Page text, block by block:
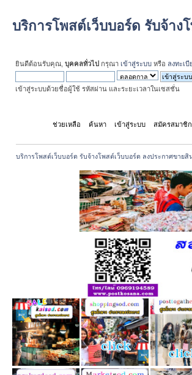
บริการโพสต์เว็บบอร์ด รับจ้า
ยินดีต้อนรับคุณ, บุคคลทั่วไป กรุณา เข้าสู่ระบบ หรือ ลงทะเ
เข้าสู่ระบบด้วยชื่อผู้ใช้ รหัสผ่าน และระยะเวลาในเซสชั่น
ช่วยเหลือ ค้นหา เข้าสู่ระบบ สมัครสมาชิก
บริการโพสต์เว็บบอร์ด รับจ้างโพสต์เว็บบอร์ด ลงประกาศขายสิ